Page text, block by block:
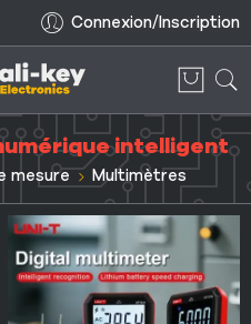
Connexion/Inscription
intelligent
mesure Multimètres